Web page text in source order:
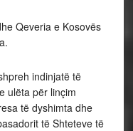
Qeveria e Kosovës
indinjatë të
ulëta për linçim
të dyshimta dhe
të Shteteve të